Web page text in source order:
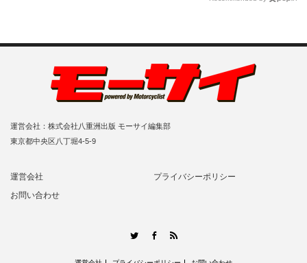
運営会社：株式会社八重洲出版 モーサイ編集部
東京都中央区八丁堀4-5-9
運営会社
プライバシーポリシー
お問い合わせ
TwitterFacebook